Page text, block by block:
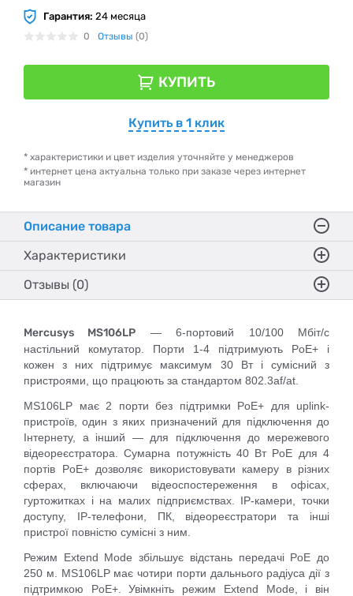
Гарантия: 24 месяца
0 Отзывы (0)
КУПИТЬ
Купить в 1 клик
* характеристики и цвет изделия уточняйте у менеджеров
* интернет цена актуальна только при заказе через интернет
магазин
Описание товара
Характеристики
Отзывы (0)
Mercusys MS106LP — 6-портовий 10/100 Мбіт/с
настільний комутатор. Порти 1-4 підтримують PoE+ і
кожен з них підтримує максимум 30 Вт і сумісний з
пристроями, що працюють за стандартом 802.3af/at.
MS106LP має 2 порти без підтримки PoE+ для uplink-
пристроїв, один з яких призначений для підключення до
Інтернету, а інший — для підключення до мережевого
відеореєстратора. Сумарна потужність 40 Вт PoE для 4
портів PoE+ дозволяє використовувати камеру в різних
сферах, включаючи відеоспостереження в офісах,
гуртожитках і на малих підприємствах. IP-камери, точки
доступу, IP-телефони, ПК, відеореєстратори та інші
пристрої повністю сумісні з ним.
Режим Extend Mode збільшує відстань передачі PoE до
250 м. MS106LP має чотири порти дальнього радіуса дії з
підтримкою PoE+. Увімкніть режим Extend Mode, і він